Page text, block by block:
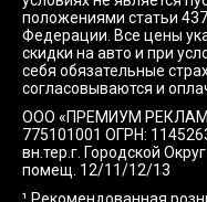
положениями статьи
Федерации. Все цены
скидки на авто и при
себя обязательные
согласовываются и
ООО «ПРЕМИУМ
775101001 ОГРН:
вн.тер.г. Городской
помещ. 12/11/12/13